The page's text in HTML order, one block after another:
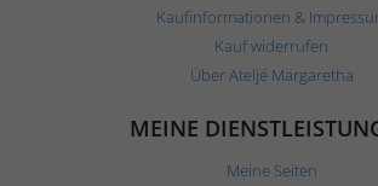
Kaufinformationen &
Kauf widerrufen
Über Ateljé Margaretha
MEINE
Meine Seiten